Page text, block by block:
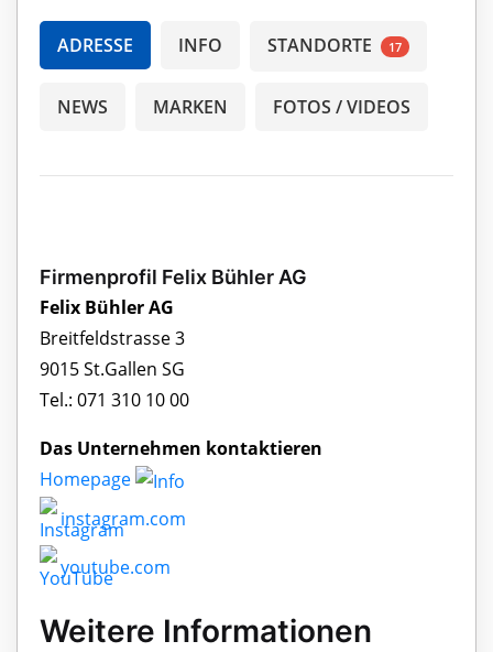
ADRESSE INFO STANDORTE 17
NEWS MARKEN FOTOS / VIDEOS
Firmenprofil Felix Bühler AG
Felix Bühler AG
Breitfeldstrasse 3
9015 St.Gallen SG
Tel.: 071 310 10 00
Das Unternehmen kontaktieren
Homepage
instagram.com
youtube.com
Weitere Informationen